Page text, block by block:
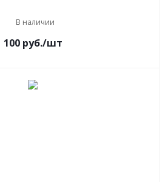
В наличии
100руб./шт